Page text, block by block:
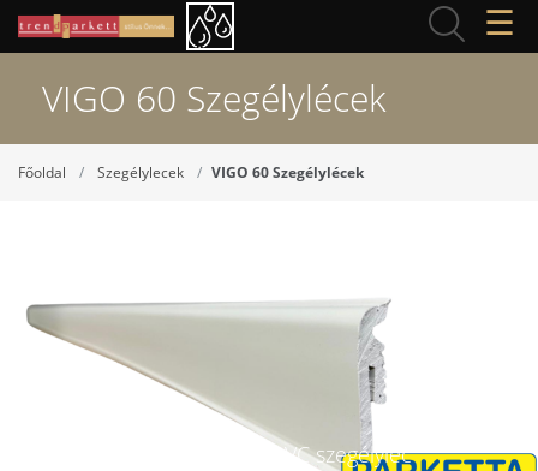
☰
VIGO 60 Szegélylécek
Főoldal Szegélylecek VIGO 60 Szegélylécek
Arbiton VIGO 60 1 Fehér PVC szegélyléc